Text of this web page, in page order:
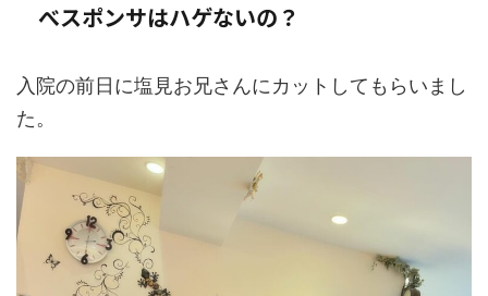
べスポンサはハゲないの？
入院の前日に塩見お兄さんにカットしてもらいまし
た。